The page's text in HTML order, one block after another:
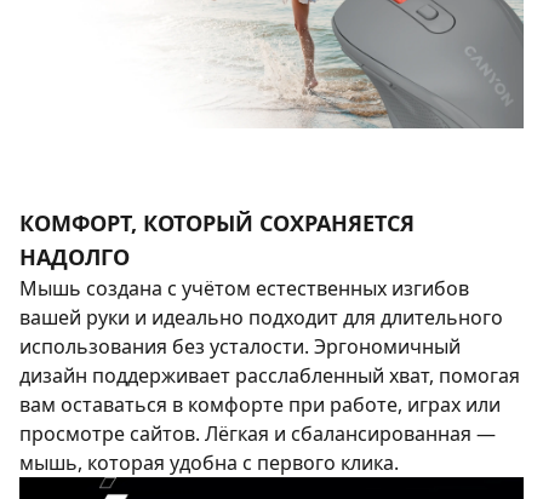
КОМФОРТ, КОТОРЫЙ СОХРАНЯЕТСЯ
НАДОЛГО
Мышь создана с учётом естественных изгибов
вашей руки и идеально подходит для длительного
использования без усталости. Эргономичный
дизайн поддерживает расслабленный хват, помогая
вам оставаться в комфорте при работе, играх или
просмотре сайтов. Лёгкая и сбалансированная —
мышь, которая удобна с первого клика.